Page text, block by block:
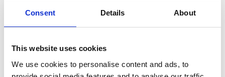
Consent Details About
This website uses cookies
We use cookies to personalise content and ads, to
Parkering
Prisinformation